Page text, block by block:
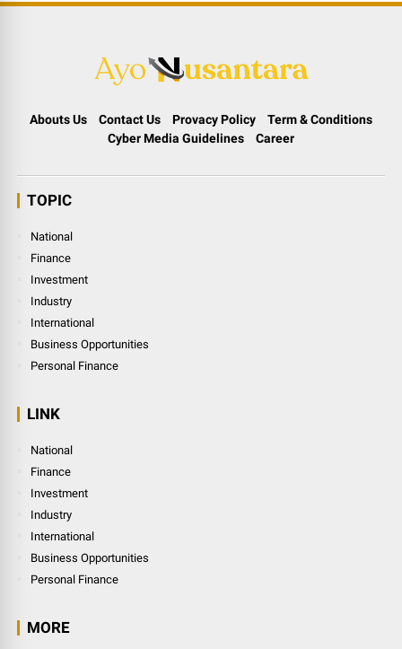
Abouts Us Contact Us Provacy Policy
Term & Conditions
Cyber Media Guidelines
Career
TOPIC
National
Finance
Investment
Industry
International
Business Opportunities
Personal Finance
LINK
National
Finance
Investment
Industry
International
Business Opportunities
Personal Finance
MORE